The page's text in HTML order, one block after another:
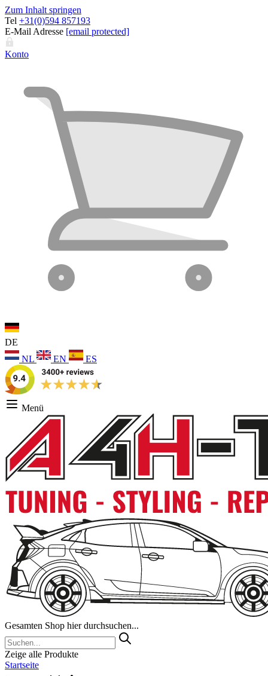
Zum Inhalt springen
Tel +31(0)594 857193
E-Mail Adresse [email protected]
Konto
DE
NL
EN ES
Menü
Gesamten Shop hier durchsuchen...
Zeige alle Produkte
Startseite